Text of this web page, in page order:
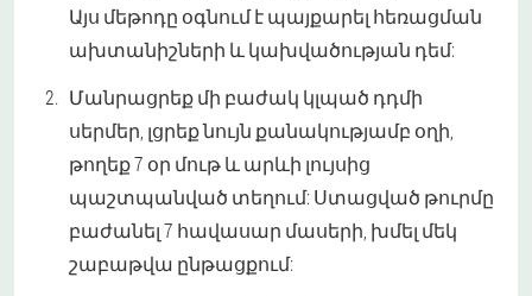
Այս մեթոդը օգնում է պայքարել հեռացման
ախտանիշների և կախվածության դեմ:
Մանրացրեք մի բաժակ կլպած դդմի
սերմեր, լցրեք նույն քանակությամբ օղի,
թողեք 7 օր մութ և արևի լույսից
պաշտպանված տեղում: Ստացված թուրմը
բաժանել 7 հավասար մասերի, խմել մեկ
շաբաթվա ընթացքում: